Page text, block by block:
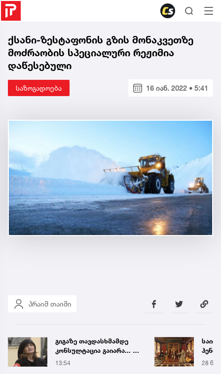
ქსანი-ზესტაფონის გზის მონაკვეთზე
მოძრაობის სპეციალური რეჟიმია
დაწესებული
საზოგადოება 16 იან. 2022 • 5:41
პრაიმ თაიმი
გიგაზე თავდასხმამდე
კონსულტაცია გაიარა... -
რა დეტალებს
13:54 28